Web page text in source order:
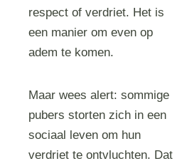
respect of verdriet. Het is
een manier om even op
adem te komen.
Maar wees alert: sommige
pubers storten zich in een
sociaal leven om hun
verdriet te ontvluchten. Dat